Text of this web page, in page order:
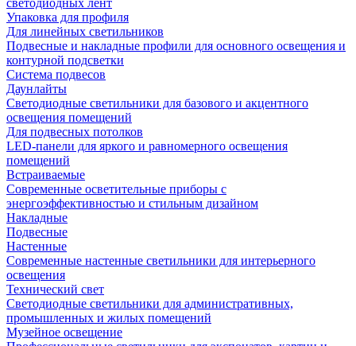
Упаковка для профиля
Для линейных светильников
Подвесные и накладные профили для основного освещения и
контурной подсветки
Система подвесов
Даунлайты
Светодиодные светильники для базового и акцентного
освещения помещений
Для подвесных потолков
LED-панели для яркого и равномерного освещения
помещений
Встраиваемые
Современные осветительные приборы с
энергоэффективностью и стильным дизайном
Накладные
Подвесные
Настенные
Современные настенные светильники для интерьерного
освещения
Технический свет
Светодиодные светильники для административных,
промышленных и жилых помещений
Музейное освещение